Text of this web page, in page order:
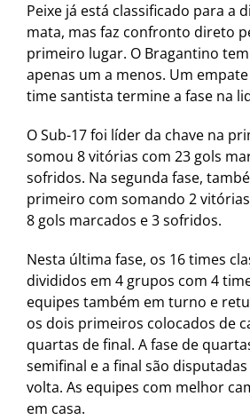
Peixe já está classificado para a
mata, mas faz confronto direto
primeiro lugar. O Bragantino
apenas um a menos. Um
time santista termine a fase na
O Sub-17 foi líder da chave na
somou 8 vitórias com 23 gols
sofridos. Na segunda fase,
primeiro com somando 2
8 gols marcados e 3 sofridos.
Nesta última fase, os 16 times
divididos em 4 grupos com 4
equipes também em turno e
os dois primeiros colocados de
quartas de final. A fase de
semifinal e a final são
volta. As equipes com melhor
em casa.